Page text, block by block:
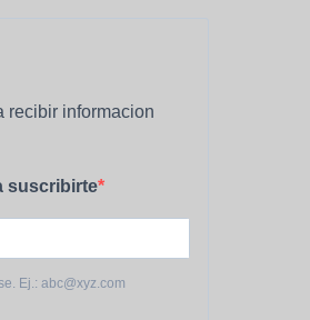
recibir informacion
suscribirte
Ej.: abc@xyz.com